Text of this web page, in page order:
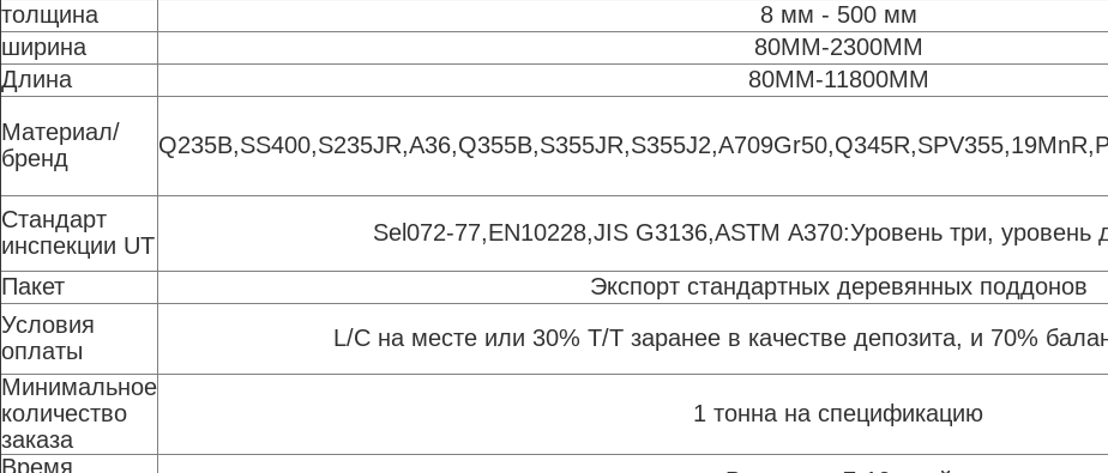
толщина
8 мм - 500 мм
ширина
80MM-2300MM
Длина
80MM-11800MM
Материал/
бренд
Стандарт
инспекции UT
Sel072-77,EN10228,JIS G3136,ASTM A370:Уровень три, уровень
Пакет
Экспорт стандартных деревянных поддонов
Условия
оплаты
L/C на месте или 30% T/T заранее в качестве депозита, и 70%
Минимальное
количество
заказа
1 тонна на спецификацию
Время